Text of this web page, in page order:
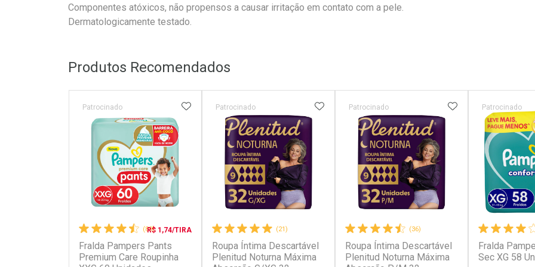
Componentes atóxicos, não propensos a causar irritação em contato com a pele.
Dermatologicamente testado.
Produtos Recomendados
(89)
R$ 1,74/TIRA
Fralda Pampers Pants
Premium Care Roupinha
Patrocinado ADICIONAR AOS FAVORITOS
(21)
Roupa Íntima Descartável
Plenitud Noturna Máxima
Patrocinado ADICIONAR AOS FAVORITOS
(36)
Roupa Íntima Descartável
Plenitud Noturna Máxima
Patrocinado ADICIONAR AOS
Fralda
Sec XG 58
Patrocinado